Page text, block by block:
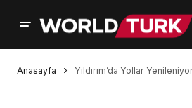
Anasayfa Yıldırım’da Yollar